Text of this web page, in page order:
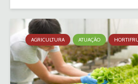
AGRICULTURA ATUAÇÃO